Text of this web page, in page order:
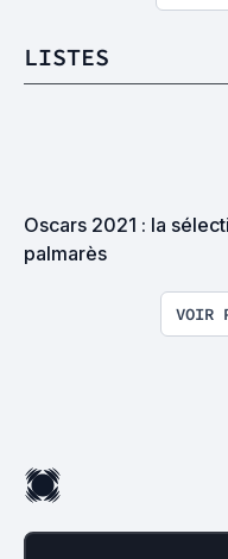
LISTES
Oscars 2021 : la
palmarès
VOIR